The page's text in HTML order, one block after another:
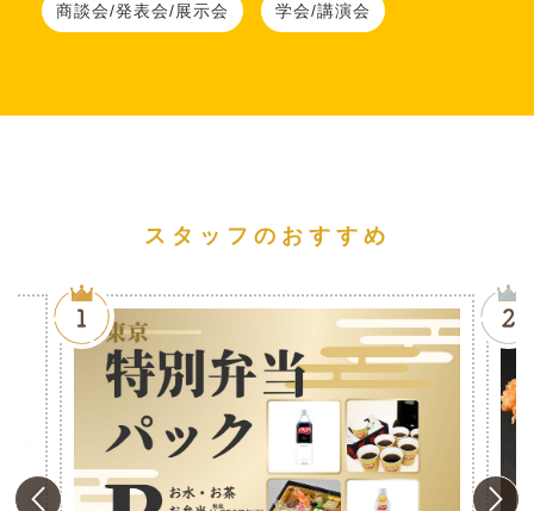
商談会/発表会/展示会 学会/講演会
スタッフのおすすめ